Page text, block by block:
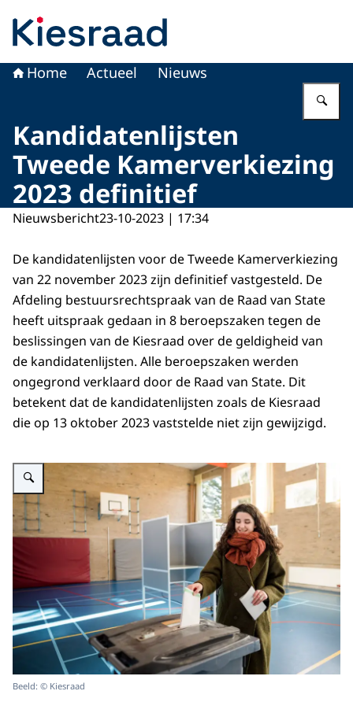
Home Actueel Nieuws
Kandidatenlijsten
Tweede Kamerverkiezing
2023 definitief
Nieuwsbericht23-10-2023 | 17:34
De kandidatenlijsten voor de Tweede Kamerverkiezing
van 22 november 2023 zijn definitief vastgesteld. De
Afdeling bestuursrechtspraak van de Raad van State
heeft uitspraak gedaan in 8 beroepszaken tegen de
beslissingen van de Kiesraad over de geldigheid van
de kandidatenlijsten. Alle beroepszaken werden
ongegrond verklaard door de Raad van State. Dit
betekent dat de kandidatenlijsten zoals de Kiesraad
die op 13 oktober 2023 vaststelde niet zijn gewijzigd.
Vergroot afbeelding Vrouw doet stembiljet in stembus
Beeld: © Kiesraad